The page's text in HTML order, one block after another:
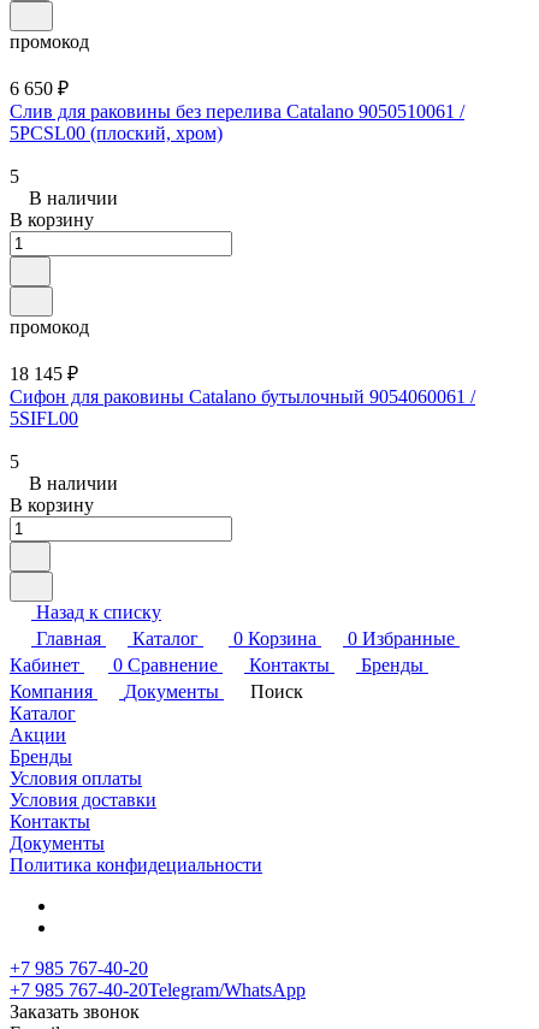
промокод
6 650 ₽
Слив для раковины без перелива Catalano 9050510061 /
5PCSL00 (плоский, хром)
5
В наличии
В корзину
промокод
18 145 ₽
Сифон для раковины Catalano бутылочный 9054060061 /
5SIFL00
5
В наличии
В корзину
Назад к списку
Главная
Каталог 0 Корзина 0 Избранные
Кабинет
0 Сравнение Контакты
Бренды
Компания
Документы
Поиск
Каталог
Акции
Бренды
Условия оплаты
Условия доставки
Контакты
Документы
Политика конфидециальности
+7 985 767-40-20
+7 985 767-40-20Telegram/WhatsApp
Заказать звонок